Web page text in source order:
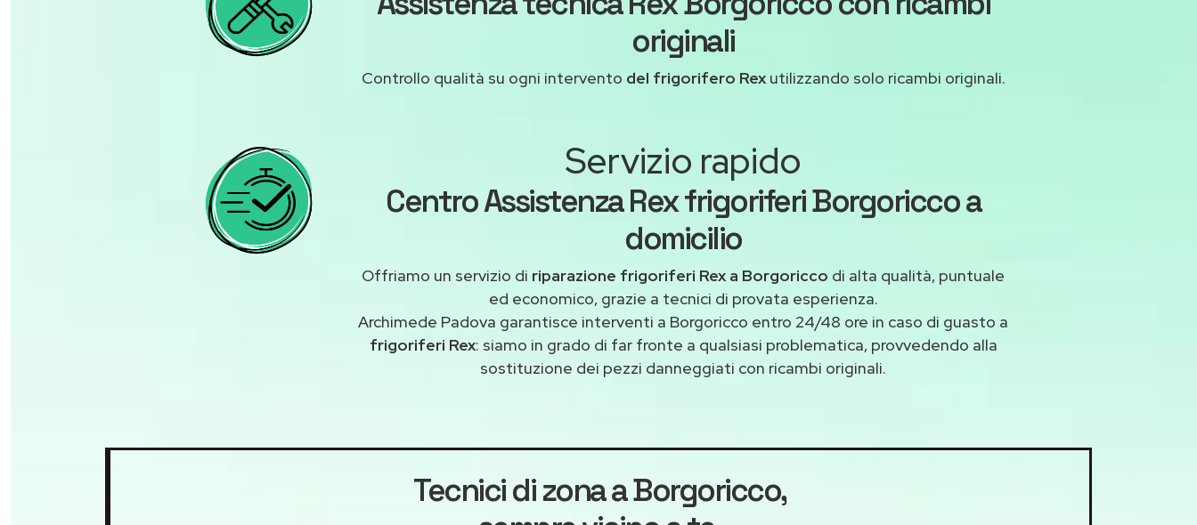
originali
Controllo qualità su ogni intervento del frigorifero Rexutilizzando solo ricambi originali.
Servizio rapido
Centro Assistenza Rex frigoriferi Borgoricco a
domicilio
Offriamo un servizio di riparazione frigoriferi Rex a Borgoricco di alta qualità, puntuale
ed economico, grazie a tecnici di provata esperienza.
Archimede Padova garantisce interventi a Borgoricco entro 24/48 ore in caso di guasto a
frigoriferi Rex: siamo in grado di far fronte a qualsiasi problematica, provvedendo alla
sostituzione dei pezzi danneggiati con ricambi originali.
Tecnici di zona a Borgoricco,